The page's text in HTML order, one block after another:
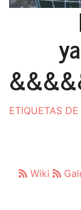
ETIQUETAS
Wiki